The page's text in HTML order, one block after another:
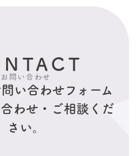
お問い合わせ
い合わせフォーム
わせ・ご相談くだ
さい。